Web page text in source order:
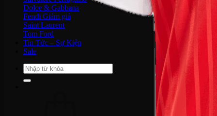
Dolce & Gabbana
Fendi
Saint Laurent
Tom Ford
Tin Tức – Sự Kiện
Sale
Tìm
kiếm: